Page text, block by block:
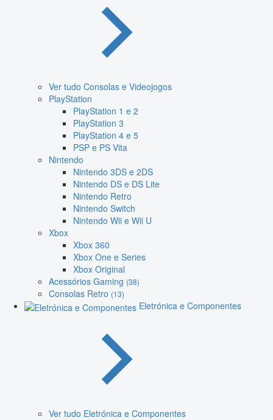
Ver tudo Consolas e Videojogos
PlayStation
PlayStation 1 e 2
PlayStation 3
PlayStation 4 e 5
PSP e PS Vita
Nintendo
Nintendo 3DS e 2DS
Nintendo DS e DS Lite
Nintendo Retro
Nintendo Switch
Nintendo Wii e Wii U
Xbox
Xbox 360
Xbox One e Series
Xbox Original
Acessórios Gaming (38)
Consolas Retro (13)
Eletrónica e Componentes
Ver tudo Eletrónica e Componentes